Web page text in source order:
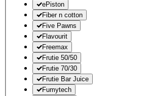
ePiston
Fiber n cotton
Five Pawns
Flavourit
Freemax
Frutie 50/50
Frutie 70/30
Frutie Bar Juice
Fumytech